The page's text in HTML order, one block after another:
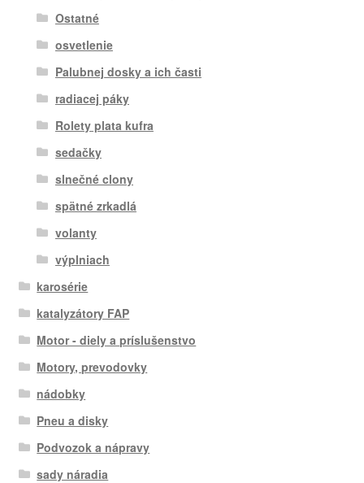
Ostatné
osvetlenie
Palubnej dosky a ich časti
radiacej páky
Rolety plata kufra
sedačky
slnečné clony
spätné zrkadlá
volanty
výplniach
karosérie
katalyzátory FAP
Motor - diely a príslušenstvo
Motory, prevodovky
nádobky
Pneu a disky
Podvozok a nápravy
sady náradia